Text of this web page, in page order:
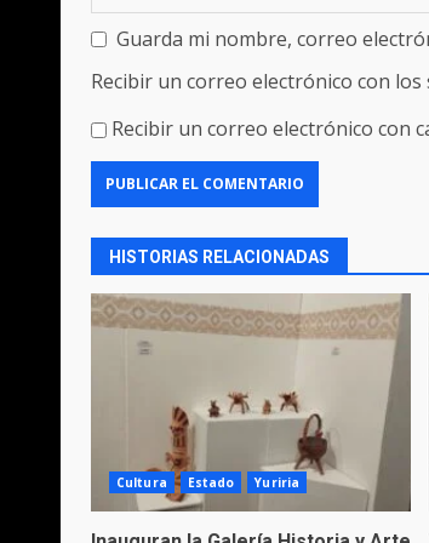
Guarda mi nombre, correo
Recibir un correo electrónico con
Recibir un correo electrónico con
HISTORIAS RELACIONADAS
Cultura Estado Yuriria